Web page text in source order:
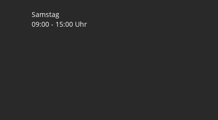
Samstag
09:00 - 15:00 Uhr